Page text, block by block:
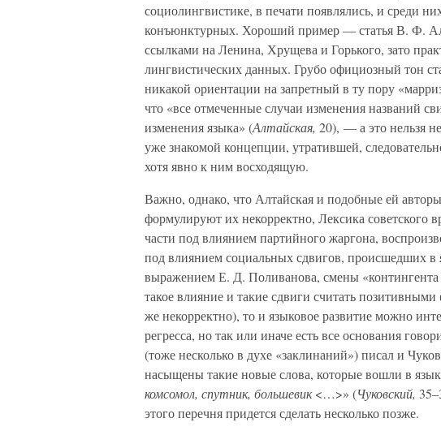
социолингвистике, в печати появлялись, и среди
конъюнктурных. Хороший пример — статья В. Ф.
ссылками на Ленина, Хрущева и Горького, зато
лингвистических данных. Грубо официозный тон
никакой ориентации на запретный в ту пору
что «все отмеченные случаи изменения названий
изменения языка» (Алтайская, 20), — а это нельзя
уже знакомой концепции, утратившей,
хотя явно к ним восходящую.
Важно, однако, что Алтайская и подобные ей
формулируют их некорректно, Лексика советского
части под влиянием партийного жаргона,
под влиянием социальных сдвигов, происшедших в
выражением Е. Д. Поливанова, смены «контингента
такое влияние и такие сдвиги считать
же некорректно), то и языковое развитие можно
регресса, но так или иначе есть все основания
(тоже несколько в духе «заклинаний») писал и
насыщены такие новые слова, которые вошли в
комсомол, спутник, большевик<…>» (Чуковский,
этого перечня придется сделать несколько позже.